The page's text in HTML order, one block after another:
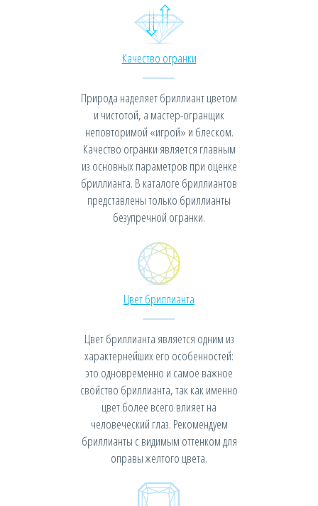
Качество огранки
Природа наделяет бриллиант цветом
и чистотой, а мастер-огранщик
неповторимой «игрой» и блеском.
Качество огранки является главным
из основных параметров при оценке
бриллианта. В каталоге бриллиантов
представлены только бриллианты
безупречной огранки.
Цвет бриллианта
Цвет бриллианта является одним из
характернейших его особенностей:
это одновременно и самое важное
свойство бриллианта, так как именно
цвет более всего влияет на
человеческий глаз. Рекомендуем
бриллианты с видимым оттенком для
оправы желтого цвета.